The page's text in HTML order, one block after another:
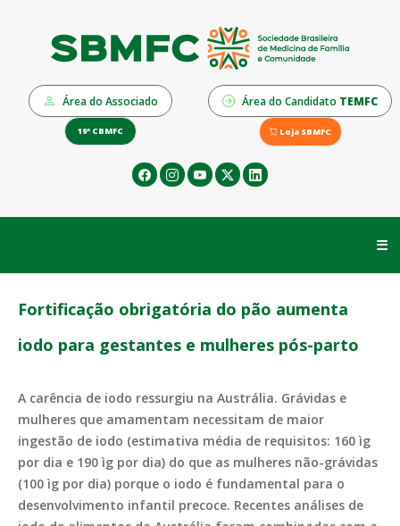
Área do Associado Área do Candidato TEMFC
19º CBMFC Loja SBMFC
☰
Fortificação obrigatória do pão aumenta
iodo para gestantes e mulheres pós-parto
A carência de iodo ressurgiu na Austrália. Grávidas e
mulheres que amamentam necessitam de maior
ingestão de iodo (estimativa média de requisitos: 160 ìg
por dia e 190 ìg por dia) do que as mulheres não-grávidas
(100 ìg por dia) porque o iodo é fundamental para o
desenvolvimento infantil precoce. Recentes análises de